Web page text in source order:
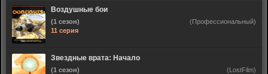
Воздушные бои
(1 сезон)
11 серия
(Профессиональный)
Звездные врата: Начало
(1 сезон)
(LostFilm)